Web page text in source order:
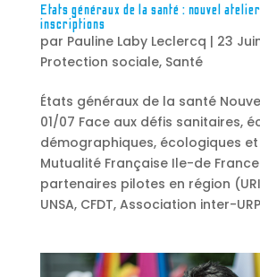
Etats généraux de la santé : nouvel
inscriptions
par Pauline Laby Leclercq | 23
Protection sociale, Santé
États généraux de la santé
01/07 Face aux défis sanitaires,
démographiques, écologiques
Mutualité Française Ile-de
partenaires pilotes en région
UNSA, CFDT, Association inter-